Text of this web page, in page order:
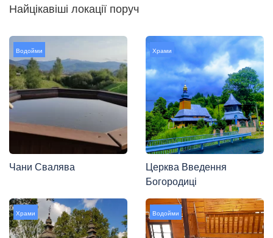
Найцікавіші локації поруч
Водойми
Чани Свалява
Храми
Церква Введення
Богородиці
Храми Водойми